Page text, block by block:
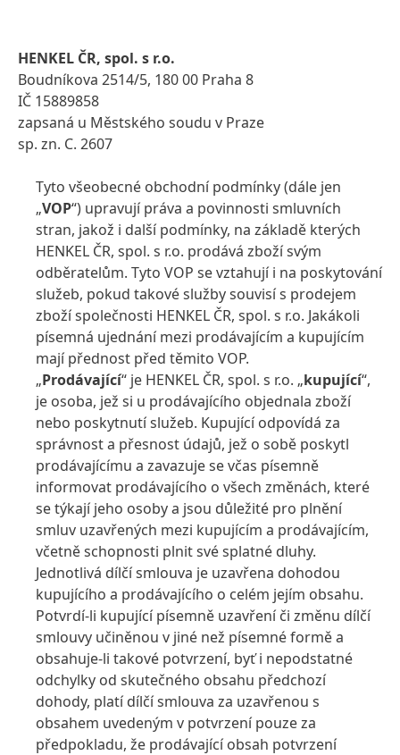
HENKEL ČR, spol. s r.o.
Boudníkova 2514/5, 180 00 Praha 8
IČ 15889858
zapsaná u Městského soudu v Praze
sp. zn. C. 2607
Tyto všeobecné obchodní podmínky (dále jen
„VOP“) upravují práva a povinnosti smluvních
stran, jakož i další podmínky, na základě kterých
HENKEL ČR, spol. s r.o. prodává zboží svým
odběratelům. Tyto VOP se vztahují i na poskytování
služeb, pokud takové služby souvisí s prodejem
zboží společnosti HENKEL ČR, spol. s r.o. Jakákoli
písemná ujednání mezi prodávajícím a kupujícím
mají přednost před těmito VOP.
„Prodávající“ je HENKEL ČR, spol. s r.o. „kupující“,
je osoba, jež si u prodávajícího objednala zboží
nebo poskytnutí služeb. Kupující odpovídá za
správnost a přesnost údajů, jež o sobě poskytl
prodávajícímu a zavazuje se včas písemně
informovat prodávajícího o všech změnách, které
se týkají jeho osoby a jsou důležité pro plnění
smluv uzavřených mezi kupujícím a prodávajícím,
včetně schopnosti plnit své splatné dluhy.
Jednotlivá dílčí smlouva je uzavřena dohodou
kupujícího a prodávajícího o celém jejím obsahu.
Potvrdí-li kupující písemně uzavření či změnu dílčí
smlouvy učiněnou v jiné než písemné formě a
obsahuje-li takové potvrzení, byť i nepodstatné
odchylky od skutečného obsahu předchozí
dohody, platí dílčí smlouva za uzavřenou s
obsahem uvedeným v potvrzení pouze za
předpokladu, že prodávající obsah potvrzení